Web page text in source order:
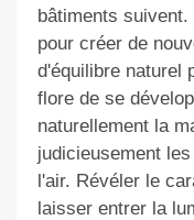
bâtiments
pour créer de
d'équilibre naturel
flore de se
naturellement la
judicieusement
l'air. Révéler le
laisser entrer la